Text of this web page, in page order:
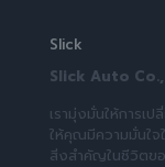
Slick
Slick Auto
เรามุ่งมั่นให้การเ
ให้คุณมีความมั่นใจ
สิ่งสำคัญในชีวิต